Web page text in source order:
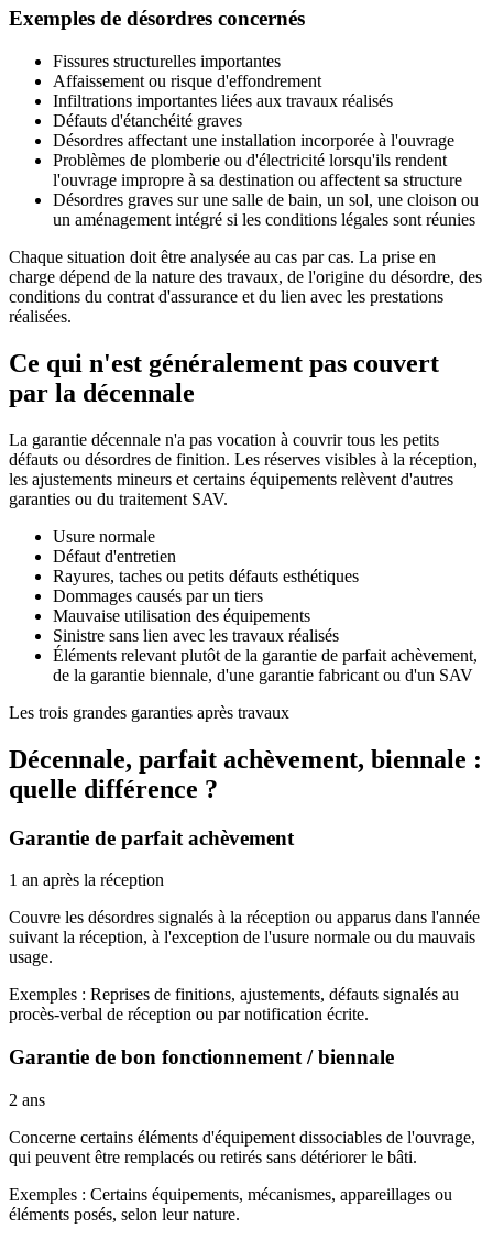
Exemples de désordres concernés
Fissures structurelles importantes
Affaissement ou risque d'effondrement
Infiltrations importantes liées aux travaux réalisés
Défauts d'étanchéité graves
Désordres affectant une installation incorporée à l'ouvrage
Problèmes de plomberie ou d'électricité lorsqu'ils rendent
l'ouvrage impropre à sa destination ou affectent sa structure
Désordres graves sur une salle de bain, un sol, une cloison ou
un aménagement intégré si les conditions légales sont réunies
Chaque situation doit être analysée au cas par cas. La prise en
charge dépend de la nature des travaux, de l'origine du désordre, des
conditions du contrat d'assurance et du lien avec les prestations
réalisées.
Ce qui n'est généralement pas couvert
par la décennale
La garantie décennale n'a pas vocation à couvrir tous les petits
défauts ou désordres de finition. Les réserves visibles à la réception,
les ajustements mineurs et certains équipements relèvent d'autres
garanties ou du traitement SAV.
Usure normale
Défaut d'entretien
Rayures, taches ou petits défauts esthétiques
Dommages causés par un tiers
Mauvaise utilisation des équipements
Sinistre sans lien avec les travaux réalisés
Éléments relevant plutôt de la garantie de parfait achèvement,
de la garantie biennale, d'une garantie fabricant ou d'un SAV
Les trois grandes garanties après travaux
Décennale, parfait achèvement, biennale :
quelle différence ?
Garantie de parfait achèvement
1 an après la réception
Couvre les désordres signalés à la réception ou apparus dans l'année
suivant la réception, à l'exception de l'usure normale ou du mauvais
usage.
Exemples : Reprises de finitions, ajustements, défauts signalés au
procès-verbal de réception ou par notification écrite.
Garantie de bon fonctionnement / biennale
2 ans
Concerne certains éléments d'équipement dissociables de l'ouvrage,
qui peuvent être remplacés ou retirés sans détériorer le bâti.
Exemples : Certains équipements, mécanismes, appareillages ou
éléments posés, selon leur nature.